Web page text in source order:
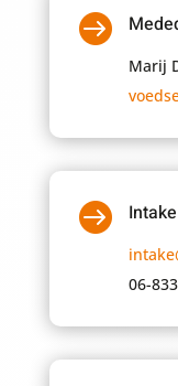

Marij

06-